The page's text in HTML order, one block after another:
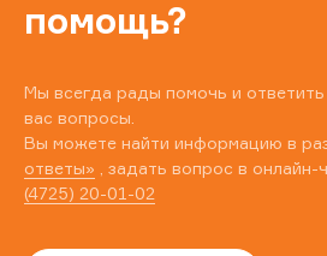
помощь?
Мы всегда рады помочь и
вас вопросы.
Вы можете найти информацию в
ответы» , задать вопрос в онлайн-
(4725) 20-01-02